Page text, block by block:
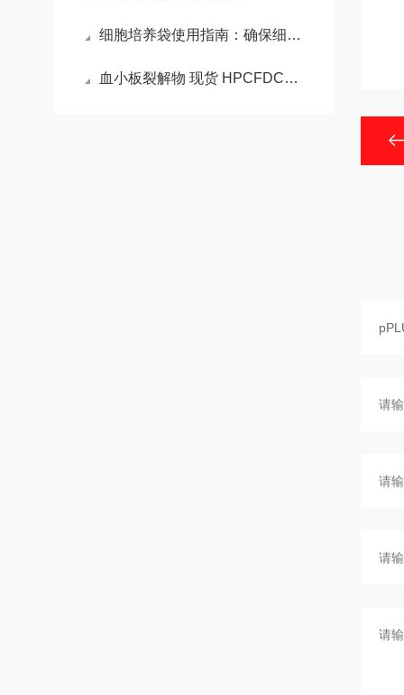
细胞培养袋使用指南：确保细胞培养的高效与安全
血小板裂解物 现货 HPCFDCRL50 血清替代物